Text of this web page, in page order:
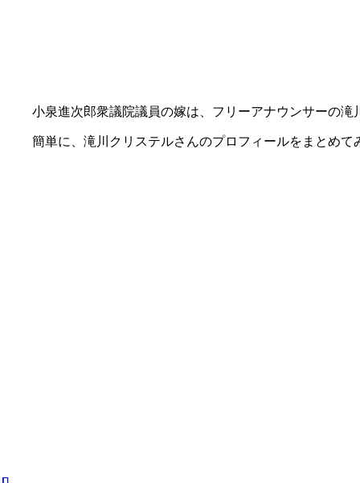
小泉進次郎衆議院議員の嫁は、フリーアナウンサーの滝
簡単に、滝川クリステルさんのプロフィールをまとめて